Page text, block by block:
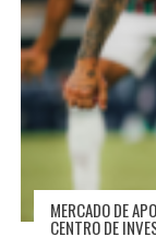
MERCADO DE
CENTRO DE